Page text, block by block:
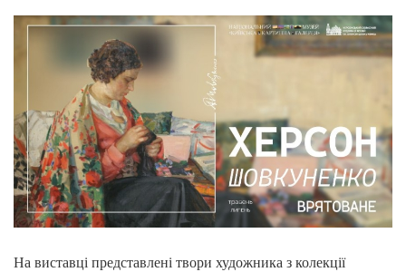
На виставці представлені твори художника з колекції